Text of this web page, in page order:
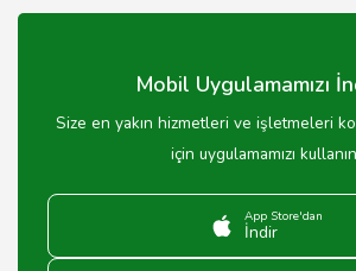
telefonla randevu alabilirsiniz.
Mobil Uygulamamızı
Size en yakın hizmetleri ve işletmeleri
için uygulamamızı
App Store'dan
İndir